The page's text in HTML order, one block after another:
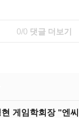
0/0 댓글 더보기